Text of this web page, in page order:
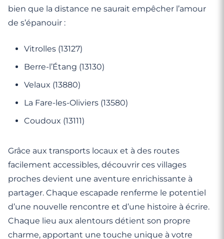
bien que la distance ne saurait empêcher l’amour
de s’épanouir :
Vitrolles (13127)
Berre-l’Étang (13130)
Velaux (13880)
La Fare-les-Oliviers (13580)
Coudoux (13111)
Grâce aux transports locaux et à des routes
facilement accessibles, découvrir ces villages
proches devient une aventure enrichissante à
partager. Chaque escapade renferme le potentiel
d’une nouvelle rencontre et d’une histoire à écrire.
Chaque lieu aux alentours détient son propre
charme, apportant une touche unique à votre